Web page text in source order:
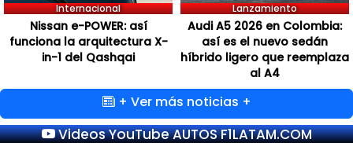
Internacional
Nissan e-POWER: así
funciona la arquitectura X-
in-1 del Qashqai
Lanzamiento
Audi A5 2026 en Colombia:
así es el nuevo sedán
híbrido ligero que reemplaza
al A4
+ Ver más noticias +
Videos YouTube AUTOS F1LATAM.COM